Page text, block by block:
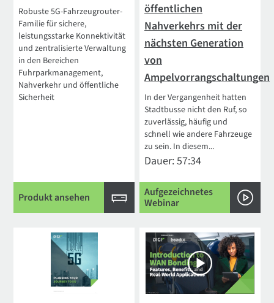
Robuste 5G-Fahrzeugrouter-
Familie für sichere,
leistungsstarke Konnektivität
und zentralisierte Verwaltung
in den Bereichen
Fuhrparkmanagement,
Nahverkehr und öffentliche
Sicherheit
Produkt ansehen
öffentlichen
Nahverkehrs mit der
nächsten Generation
von
Ampelvorrangschaltungen
In der Vergangenheit hatten
Stadtbusse nicht den Ruf, so
zuverlässig, häufig und
schnell wie andere Fahrzeuge
zu sein. In diesem...
Dauer: 57:34
Aufgezeichnetes
Webinar